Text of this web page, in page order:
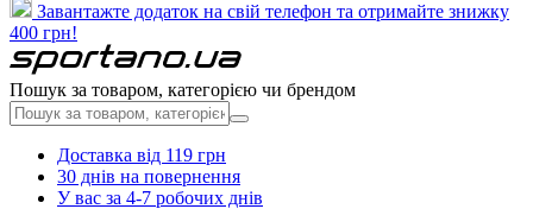
Завантажте додаток на свій телефон та отримайте знижку
400 грн!
Пошук за товаром, категорією чи брендом
Доставка від 119 грн
30 днів на повернення
У вас за 4-7 робочих днів